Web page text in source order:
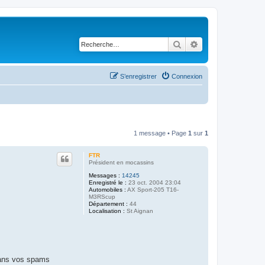
Rechercher
Connexion
S’enregistrer
1 message • Page 1 sur 1
FTR
Président en mocassins
Messages : 14245
Enregistré le : 23 oct. 2004 23:04
Automobiles : AX Sport-205 T16-
M3RScup
Département : 44
Localisation : St Aignan
vos spams